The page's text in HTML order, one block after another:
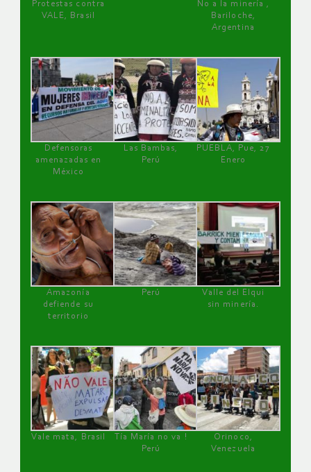
Protestas contra
VALE, Brasil
No a la minería ,
Bariloche,
Argentina
Defensoras
amenazadas en
México
Las Bambas,
Perú
PUEBLA, Pue, 27
Enero
Amazonía
defiende su
territorio
Perú
Valle del Elqui
sin minería.
Vale mata, Brasil
Tía María no va !
Perú
Orinoco,
Venezuela